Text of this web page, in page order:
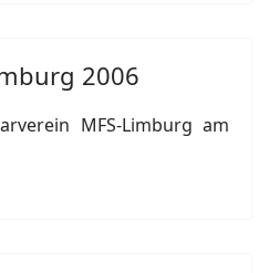
2006
MFS-Limburg am